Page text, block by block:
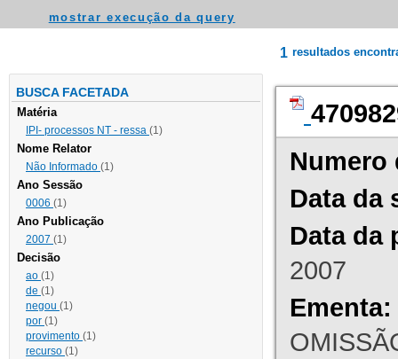
mostrar execução da query
BUSCA FACETADA
Matéria
IPI- processos NT - ressa (1)
Nome Relator
Não Informado (1)
Ano Sessão
0006 (1)
Ano Publicação
2007 (1)
Decisão
ao (1)
de (1)
negou (1)
por (1)
provimento (1)
recurso (1)
1 resultados
Numero
Data da
Data da
2007
Ementa: